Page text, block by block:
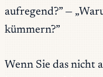
aufregend?” —
kümmern?”
Wenn Sie das nicht